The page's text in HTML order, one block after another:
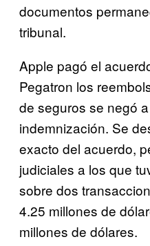
documentos
tribunal.
Apple pagó el
Pegatron los
de seguros se negó
indemnización. Se
exacto del acuerdo,
judiciales a los que
sobre dos
4.25 millones de
millones de dólares.